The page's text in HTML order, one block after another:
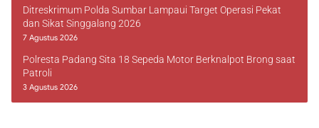
Ditreskrimum Polda Sumbar Lampaui Target Operasi Pekat
dan Sikat Singgalang 2026
7 Agustus 2026
Polresta Padang Sita 18 Sepeda Motor Berknalpot Brong saat
Patroli
3 Agustus 2026